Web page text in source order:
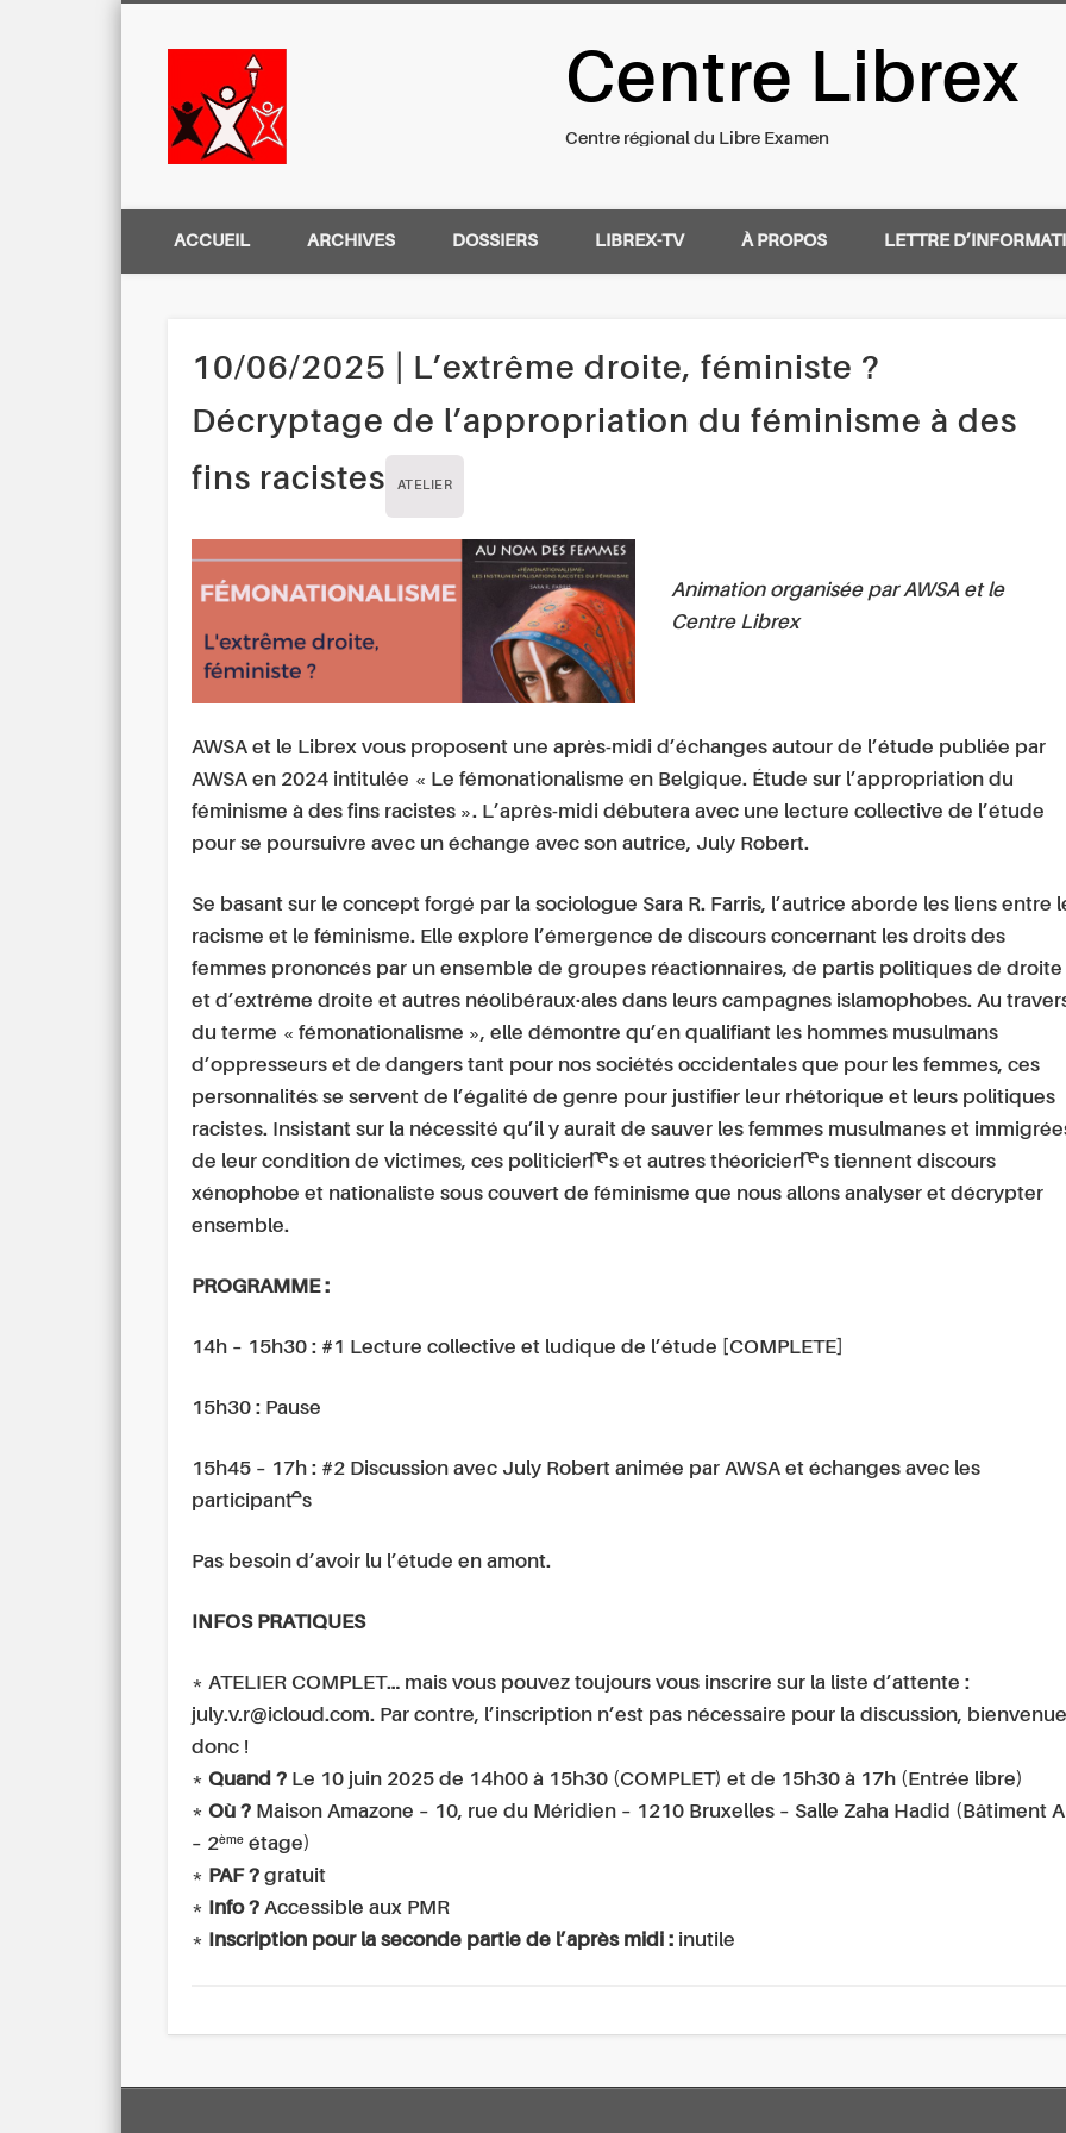
Centre Régional du Libre Examen
Centre Librex
Centre régional du Libre Examen
ACCUEIL ARCHIVES DOSSIERS LIBREX-TV À PROPOS LETTRE
10/06/2025 | L’extrême droite, féministe ?
Décryptage de l’appropriation du féminisme à des
fins racistes
ATELIER
Animation organisée par AWSA et le
Centre Librex
AWSA et le Librex vous proposent une après-midi d’échanges autour de l’étude publiée par
AWSA en 2024 intitulée « Le fémonationalisme en Belgique. Étude sur l’appropriation du
féminisme à des fins racistes ». L’après-midi débutera avec une lecture collective de l’étude
pour se poursuivre avec un échange avec son autrice, July Robert.
Se basant sur le concept forgé par la sociologue Sara R. Farris, l’autrice aborde les liens entre
racisme et le féminisme. Elle explore l’émergence de discours concernant les droits des
femmes prononcés par un ensemble de groupes réactionnaires, de partis politiques de droite
et d’extrême droite et autres néolibéraux·ales dans leurs campagnes islamophobes. Au
du terme « fémonationalisme », elle démontre qu’en qualifiant les hommes musulmans
d’oppresseurs et de dangers tant pour nos sociétés occidentales que pour les femmes, ces
personnalités se servent de l’égalité de genre pour justifier leur rhétorique et leurs politiques
racistes. Insistant sur la nécessité qu’il y aurait de sauver les femmes musulmanes et
de leur condition de victimes, ces politicien·nes et autres théoricien·nes tiennent discours
xénophobe et nationaliste sous couvert de féminisme que nous allons analyser et décrypter
ensemble.
PROGRAMME :
14h – 15h30 : #1 Lecture collective et ludique de l’étude [COMPLETE]
15h30 : Pause
15h45 – 17h : #2 Discussion avec July Robert animée par AWSA et échanges avec les
participant·es
Pas besoin d’avoir lu l’étude en amont.
INFOS PRATIQUES
* ATELIER COMPLET… mais vous pouvez toujours vous inscrire sur la liste d’attente :
july.v.r@icloud.com. Par contre, l’inscription n’est pas nécessaire pour la discussion, bienvenue
donc !
* Quand ? Le 10 juin 2025 de 14h00 à 15h30 (COMPLET) et de 15h30 à 17h (Entrée libre)
* Où ?Maison Amazone – 10, rue du Méridien – 1210 Bruxelles – Salle Zaha Hadid (Bâtiment A
– 2èmeétage)
* PAF ? gratuit
* Info ?Accessible aux PMR
* Inscription pour la seconde partie de l’après midi : inutile